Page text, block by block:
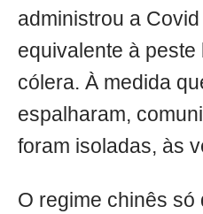
administrou a
equivalente à peste
cólera. À medida
espalharam,
foram isoladas, às
O regime chinês